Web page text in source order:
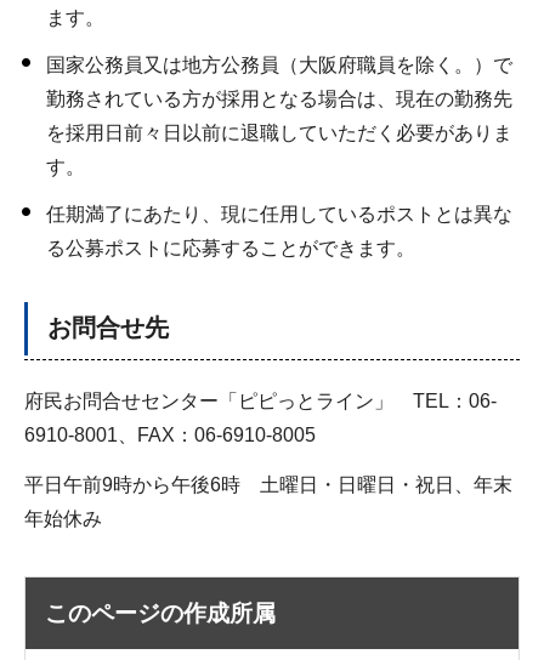
ます。
国家公務員又は地方公務員（大阪府職員を除く。）で
勤務されている方が採用となる場合は、現在の勤務先
を採用日前々日以前に退職していただく必要がありま
す。
任期満了にあたり、現に任用しているポストとは異な
る公募ポストに応募することができます。
お問合せ先
府民お問合せセンター「ピピっとライン」 TEL：06-
6910-8001、FAX：06-6910-8005
平日午前9時から午後6時 土曜日・日曜日・祝日、年末
年始休み
このページの作成所属